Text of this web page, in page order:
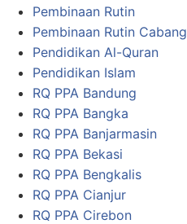
Pembinaan Rutin
Pembinaan Rutin Cabang
Pendidikan Al-Quran
Pendidikan Islam
RQ PPA Bandung
RQ PPA Bangka
RQ PPA Banjarmasin
RQ PPA Bekasi
RQ PPA Bengkalis
RQ PPA Cianjur
RQ PPA Cirebon